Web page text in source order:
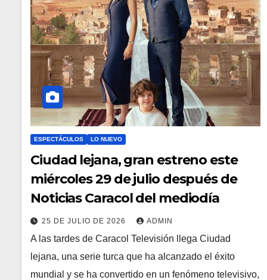
ESPECTÁCULOS LO NUEVO
Ciudad lejana, gran estreno este
miércoles 29 de julio después de
Noticias Caracol del mediodía
25 DE JULIO DE 2026 ADMIN
A las tardes de Caracol Televisión llega Ciudad
lejana, una serie turca que ha alcanzado el éxito
mundial y se ha convertido en un fenómeno televisivo,